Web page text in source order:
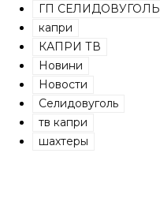
ГП СЕЛИДОВУГОЛЬ
капри
КАПРИ ТВ
Новини
Новости
Селидовуголь
тв капри
шахтеры